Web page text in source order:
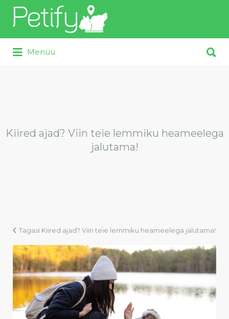
Otsi:
Menüü
Kiired ajad? Viin teie lemmiku heameelega
jalutama!
Tagasi Kiired ajad? Viin teie lemmiku heameelega jalutama!